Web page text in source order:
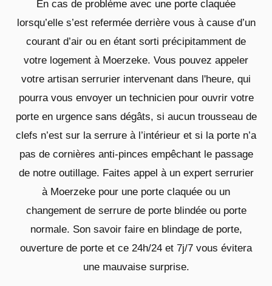
En cas de problème avec une porte claquée
lorsqu’elle s’est refermée derrière vous à cause d’un
courant d’air ou en étant sorti précipitamment de
votre logement à Moerzeke. Vous pouvez appeler
votre artisan serrurier intervenant dans l'heure, qui
pourra vous envoyer un technicien pour ouvrir votre
porte en urgence sans dégâts, si aucun trousseau de
clefs n’est sur la serrure à l’intérieur et si la porte n’a
pas de cornières anti-pinces empêchant le passage
de notre outillage. Faites appel à un expert serrurier
à Moerzeke pour une porte claquée ou un
changement de serrure de porte blindée ou porte
normale. Son savoir faire en blindage de porte,
ouverture de porte et ce 24h/24 et 7j/7 vous évitera
une mauvaise surprise.